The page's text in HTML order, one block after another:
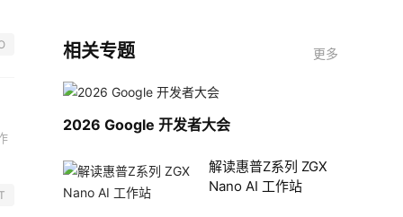
相关专题 更多
2026 Google 开发者大会
解读惠普Z系列 ZGX
Nano AI 工作站